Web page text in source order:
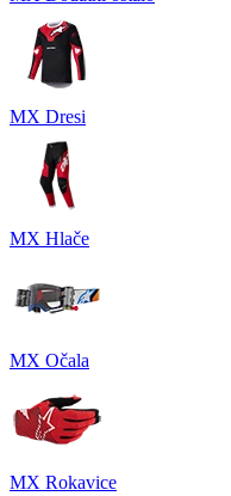
MX Dresi
MX Hlače
MX Očala
MX Rokavice